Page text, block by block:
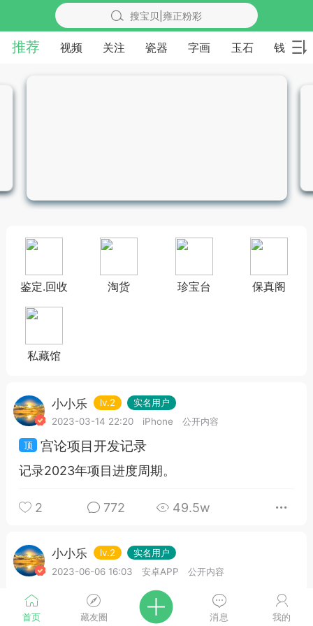
首页 藏友圈 消息 我的
搜宝贝|雍正粉彩
推荐 视频 关注 瓷器 字画 玉石 钱币
鉴定.回收 淘货 珍宝台 保真阁
私藏馆
小小乐 lv.2
实名用户
2023-03-14 22:20
iPhone 公开内容
宫论项目开发记录
记录2023年项目进度周期。
2 772 49.5w
小小乐 lv.2
实名用户
2023-06-06 16:03
安卓APP 公开内容
文章测试